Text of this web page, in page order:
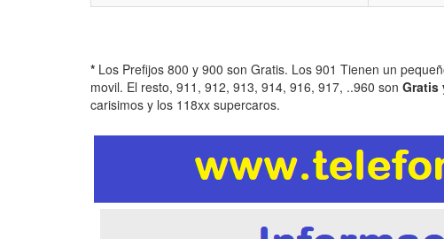
* Los Prefijos 800 y 900 son Gratis. Los 901 Tienen un
movil. El resto, 911, 912, 913, 914, 916, 917, ..960 son Gratis
carisimos y los 118xx supercaros.